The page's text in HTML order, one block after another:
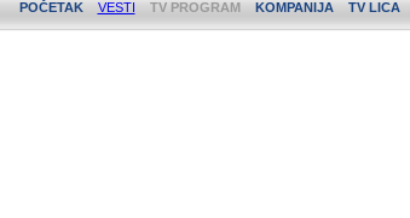
POČETAK VESTI TV PROGRAM KOMPANIJA TV LICA